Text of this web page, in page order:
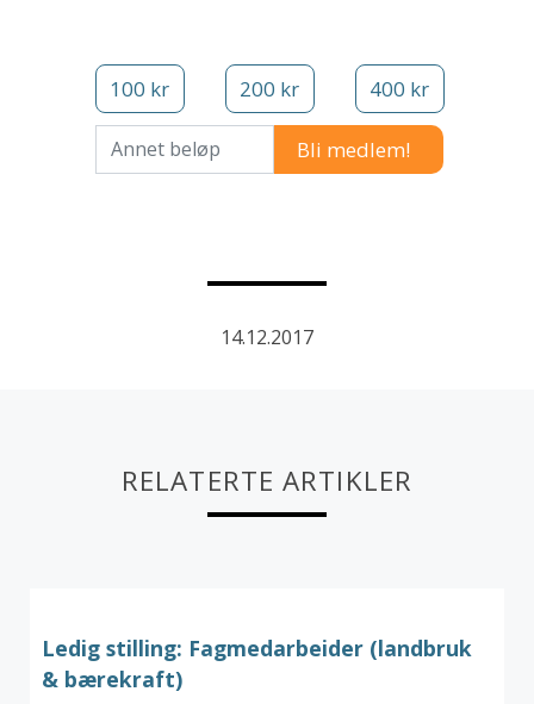
100 kr 200 kr 400 kr
Annet beløp
14.12.2017
RELATERTE ARTIKLER
Ledig stilling: Fagmedarbeider (landbruk
& bærekraft)